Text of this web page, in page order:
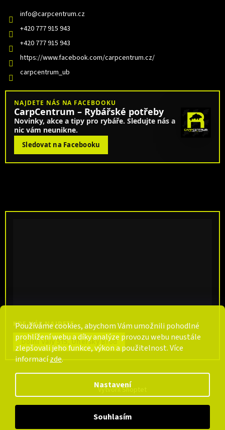
Používáme cookies, abychom Vám umožnili pohodlné
prohlížení webu a díky analýze provozu webu neustále
zlepšovali jeho funkce, výkon a použitelnost. Více
informacízde.
Nastavení
Souhlasím
info@carpcentrum.cz
+420 777 915 943
+420 777 915 943
https://www.facebook.com/carpcentrum.cz/
carpcentrum_ub
NAJDETE NÁS NA FACEBOOKU
CarpCentrum – Rybářské potřeby
Novinky, akce a tipy pro rybáře. Sledujte nás a
nic vám neunikne.
Sledovat na Facebooku
KDE NÁS NAJDETE
Dolní Valy 515, Uherský Brod
Vytvořil Shoptet
CarpCentrum. Všechna práva vyhrazena.